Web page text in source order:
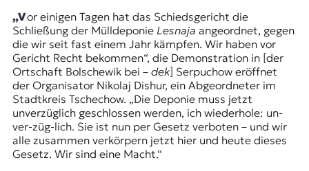
t
e
n
z
z
u
O
s
t
e
u
„Vor einigen Tagen hat das Schiedsgericht die
Schließung der Mülldeponie Lesnaja angeordnet, gegen
die wir seit fast einem Jahr kämpfen. Wir haben vor
Gericht Recht bekommen“, die Demonstration in [der
Ortschaft Bolschewik bei – dek] Serpuchow eröffnet
der Organisator Nikolaj Dishur, ein Abgeordneter im
Stadtkreis Tschechow. „Die Deponie muss jetzt
unverzüglich geschlossen werden, ich wiederhole: un-
ver-züg-lich. Sie ist nun per Gesetz verboten – und wir
alle zusammen verkörpern jetzt hier und heute dieses
Gesetz. Wir sind eine Macht.“